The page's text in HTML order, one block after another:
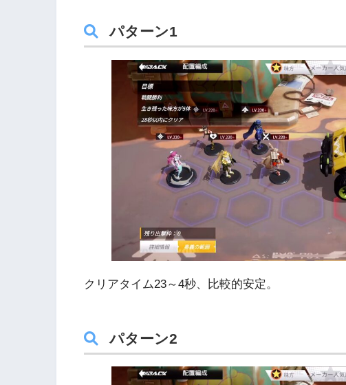
パターン1
クリアタイム23～4秒、比較的安定。
パターン2